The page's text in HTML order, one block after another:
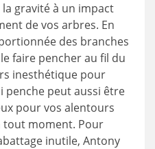
gravité à un impact
de vos arbres. En
des branches
faire pencher au fil du
inesthétique pour
peut aussi être
pour vos alentours
tout moment. Pour
inutile, Antony